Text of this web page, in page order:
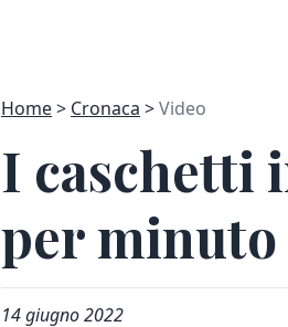
Home Cronaca Video
I caschetti
per minuto
14 giugno 2022